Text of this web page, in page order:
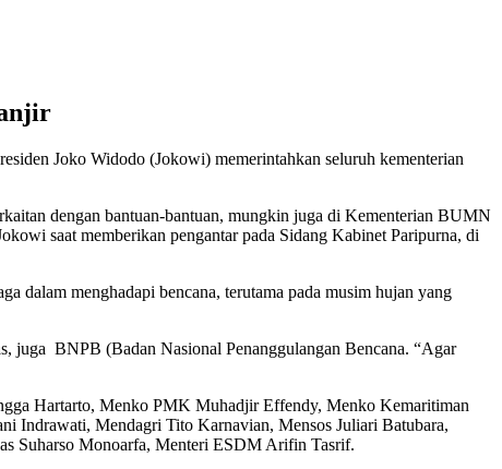
Joko Widodo (Jokowi) memerintahkan seluruh kementerian
dengan bantuan-bantuan, mungkin juga di Kementerian BUMN
saat memberikan pengantar pada Sidang Kabinet Paripurna, di
dalam menghadapi bencana, terutama pada musim hujan yang
juga BNPB (Badan Nasional Penanggulangan Bencana. “Agar
Hartarto, Menko PMK Muhadjir Effendy, Menko Kemaritiman
Indrawati, Mendagri Tito Karnavian, Mensos Juliari Batubara,
Suharso Monoarfa, Menteri ESDM Arifin Tasrif.